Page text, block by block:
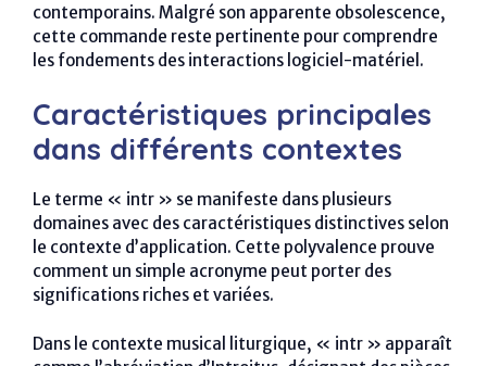
contemporains. Malgré son apparente obsolescence,
cette commande reste pertinente pour comprendre
les fondements des interactions logiciel-matériel.
Caractéristiques principales
dans différents contextes
Le terme « intr » se manifeste dans plusieurs
domaines avec des caractéristiques distinctives selon
le contexte d’application. Cette polyvalence prouve
comment un simple acronyme peut porter des
significations riches et variées.
Dans le contexte musical liturgique, « intr » apparaît